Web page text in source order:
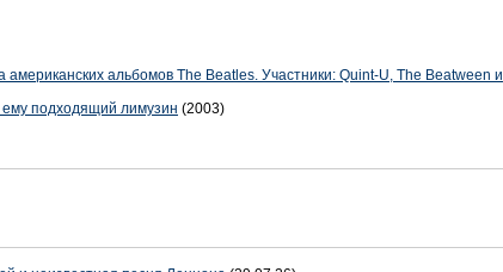
альбомов The Beatles. Участники: Quint-U, The Beatween и
ему подходящий лимузин (2003)